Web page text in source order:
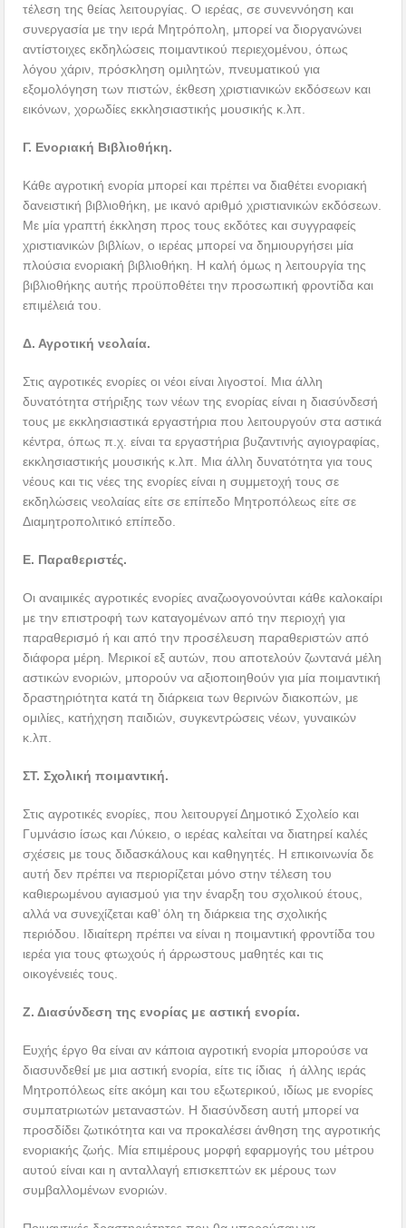
τέλεση της θείας λειτουργίας. Ο ιερέας, σε συνεννόηση και
συνεργασία με την ιερά Μητρόπολη, μπορεί να διοργανώνει
αντίστοιχες εκδηλώσεις ποιμαντικού περιεχομένου, όπως
λόγου χάριν, πρόσκληση ομιλητών, πνευματικού για
εξομολόγηση των πιστών, έκθεση χριστιανικών εκδόσεων και
εικόνων, χορωδίες εκκλησιαστικής μουσικής κ.λπ.
Γ. Ενοριακή Βιβλιοθήκη.
Κάθε αγροτική ενορία μπορεί και πρέπει να διαθέτει ενοριακή
δανειστική βιβλιοθήκη, με ικανό αριθμό χριστιανικών εκδόσεων.
Με μία γραπτή έκκληση προς τους εκδότες και συγγραφείς
χριστιανικών βιβλίων, ο ιερέας μπορεί να δημιουργήσει μία
πλούσια ενοριακή βιβλιοθήκη. Η καλή όμως η λειτουργία της
βιβλιοθήκης αυτής προϋποθέτει την προσωπική φροντίδα και
επιμέλειά του.
Δ. Αγροτική νεολαία.
Στις αγροτικές ενορίες οι νέοι είναι λιγοστοί. Μια άλλη
δυνατότητα στήριξης των νέων της ενορίας είναι η διασύνδεσή
τους με εκκλησιαστικά εργαστήρια που λειτουργούν στα αστικά
κέντρα, όπως π.χ. είναι τα εργαστήρια βυζαντινής αγιογραφίας,
εκκλησιαστικής μουσικής κ.λπ. Μια άλλη δυνατότητα για τους
νέους και τις νέες της ενορίες είναι η συμμετοχή τους σε
εκδηλώσεις νεολαίας είτε σε επίπεδο Μητροπόλεως είτε σε
Διαμητροπολιτικό επίπεδο.
Ε. Παραθεριστές.
Οι αναιμικές αγροτικές ενορίες αναζωογονούνται κάθε καλοκαίρι
με την επιστροφή των καταγομένων από την περιοχή για
παραθερισμό ή και από την προσέλευση παραθεριστών από
διάφορα μέρη. Μερικοί εξ αυτών, που αποτελούν ζωντανά μέλη
αστικών ενοριών, μπορούν να αξιοποιηθούν για μία ποιμαντική
δραστηριότητα κατά τη διάρκεια των θερινών διακοπών, με
ομιλίες, κατήχηση παιδιών, συγκεντρώσεις νέων, γυναικών
κ.λπ.
ΣΤ. Σχολική ποιμαντική.
Στις αγροτικές ενορίες, που λειτουργεί Δημοτικό Σχολείο και
Γυμνάσιο ίσως και Λύκειο, ο ιερέας καλείται να διατηρεί καλές
σχέσεις με τους διδασκάλους και καθηγητές. Η επικοινωνία δε
αυτή δεν πρέπει να περιορίζεται μόνο στην τέλεση του
καθιερωμένου αγιασμού για την έναρξη του σχολικού έτους,
αλλά να συνεχίζεται καθ’ όλη τη διάρκεια της σχολικής
περιόδου. Ιδιαίτερη πρέπει να είναι η ποιμαντική φροντίδα του
ιερέα για τους φτωχούς ή άρρωστους μαθητές και τις
οικογένειές τους.
Ζ. Διασύνδεση της ενορίας με αστική ενορία.
Ευχής έργο θα είναι αν κάποια αγροτική ενορία μπορούσε να
διασυνδεθεί με μια αστική ενορία, είτε τις ίδιας ή άλλης ιεράς
Μητροπόλεως είτε ακόμη και του εξωτερικού, ιδίως με ενορίες
συμπατριωτών μεταναστών. Η διασύνδεση αυτή μπορεί να
προσδίδει ζωτικότητα και να προκαλέσει άνθηση της αγροτικής
ενοριακής ζωής. Μία επιμέρους μορφή εφαρμογής του μέτρου
αυτού είναι και η ανταλλαγή επισκεπτών εκ μέρους των
συμβαλλομένων ενοριών.